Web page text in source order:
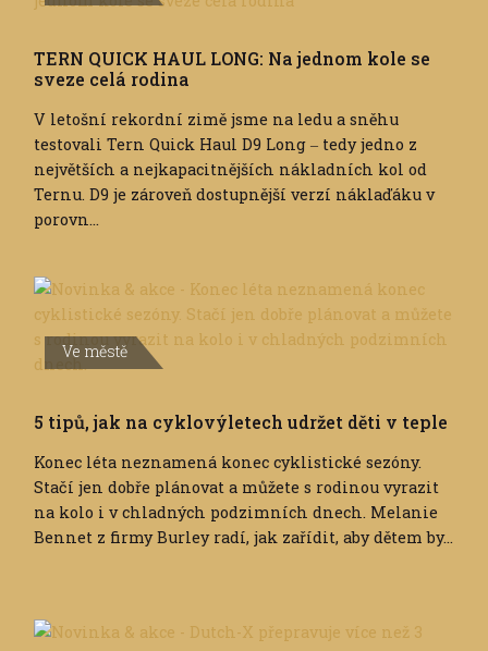
TERN QUICK HAUL LONG: Na jednom kole se
sveze celá rodina
V letošní rekordní zimě jsme na ledu a sněhu
testovali Tern Quick Haul D9 Long ‒ tedy jedno z
největších a nejkapacitnějších nákladních kol od
Ternu. D9 je zároveň dostupnější verzí náklaďáku v
porovn...
Ve městě
5 tipů, jak na cyklovýletech udržet děti v teple
Konec léta neznamená konec cyklistické sezóny.
Stačí jen dobře plánovat a můžete s rodinou vyrazit
na kolo i v chladných podzimních dnech. Melanie
Bennet z firmy Burley radí, jak zařídit, aby dětem by...